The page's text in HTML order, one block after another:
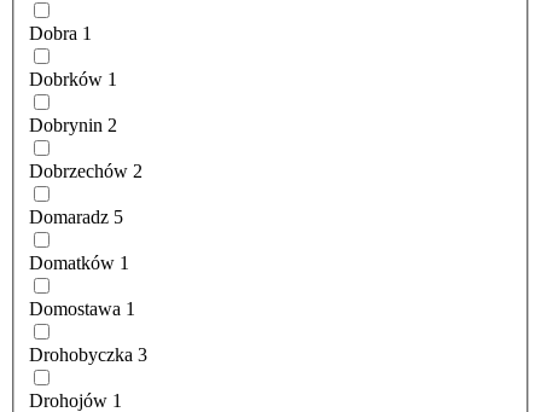
Dobra 1
Dobrków 1
Dobrynin 2
Dobrzechów 2
Domaradz 5
Domatków 1
Domostawa 1
Drohobyczka 3
Drohojów 1